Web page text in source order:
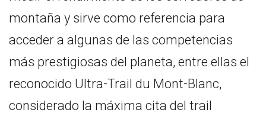
montaña y sirve como referencia para
acceder a algunas de las competencias
más prestigiosas del planeta, entre ellas el
reconocido Ultra-Trail du Mont-Blanc,
considerado la máxima cita del trail